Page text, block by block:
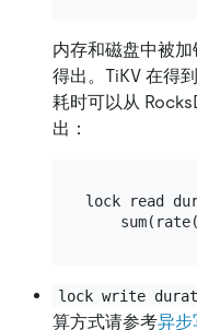
内存和磁盘中被
得出。TiKV 在得
耗时可以从
出：
lock read
lock write
算方式请参考异步